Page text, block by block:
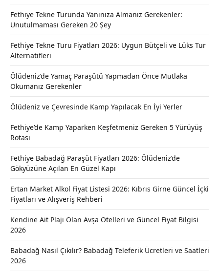
Fethiye Tekne Turunda Yanınıza Almanız Gerekenler:
Unutulmaması Gereken 20 Şey
Fethiye Tekne Turu Fiyatları 2026: Uygun Bütçeli ve Lüks Tur
Alternatifleri
Ölüdeniz’de Yamaç Paraşütü Yapmadan Önce Mutlaka
Okumanız Gerekenler
Ölüdeniz ve Çevresinde Kamp Yapılacak En İyi Yerler
Fethiye’de Kamp Yaparken Keşfetmeniz Gereken 5 Yürüyüş
Rotası
Fethiye Babadağ Paraşüt Fiyatları 2026: Ölüdeniz’de
Gökyüzüne Açılan En Güzel Kapı
Ertan Market Alkol Fiyat Listesi 2026: Kıbrıs Girne Güncel İçki
Fiyatları ve Alışveriş Rehberi
Kendine Ait Plajı Olan Avşa Otelleri ve Güncel Fiyat Bilgisi
2026
Babadağ Nasıl Çıkılır? Babadağ Teleferik Ücretleri ve Saatleri
2026